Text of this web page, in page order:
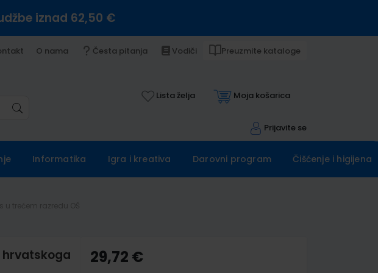
iznad 62,50 €
O nama Česta pitanja Vodiči Preuzmite kataloge
Lista želja Moja košarica
Prijavite se
Informatika Igra i kreativa Darovni program Čišćenje i higijena
hrvatskoga
29,72 €